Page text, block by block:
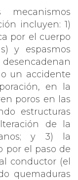
incluyen: 1)
por el cuerpo
y espasmos
un accidente
en la
poros en las
estructuras
de la
y 3) la
por el paso de
conductor (el
quemaduras